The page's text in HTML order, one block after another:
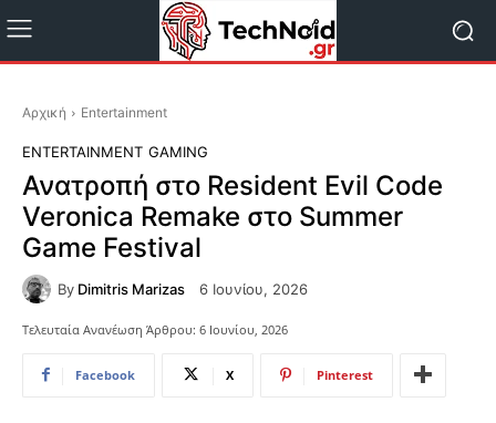
Αρχική Entertainment
ENTERTAINMENT GAMING
Ανατροπή στο Resident Evil Code
Veronica Remake στο Summer
Game Festival
By Dimitris Marizas 6 Ιουνίου, 2026
Τελευταία Ανανέωση Άρθρου: 6 Ιουνίου, 2026
Facebook X Pinterest